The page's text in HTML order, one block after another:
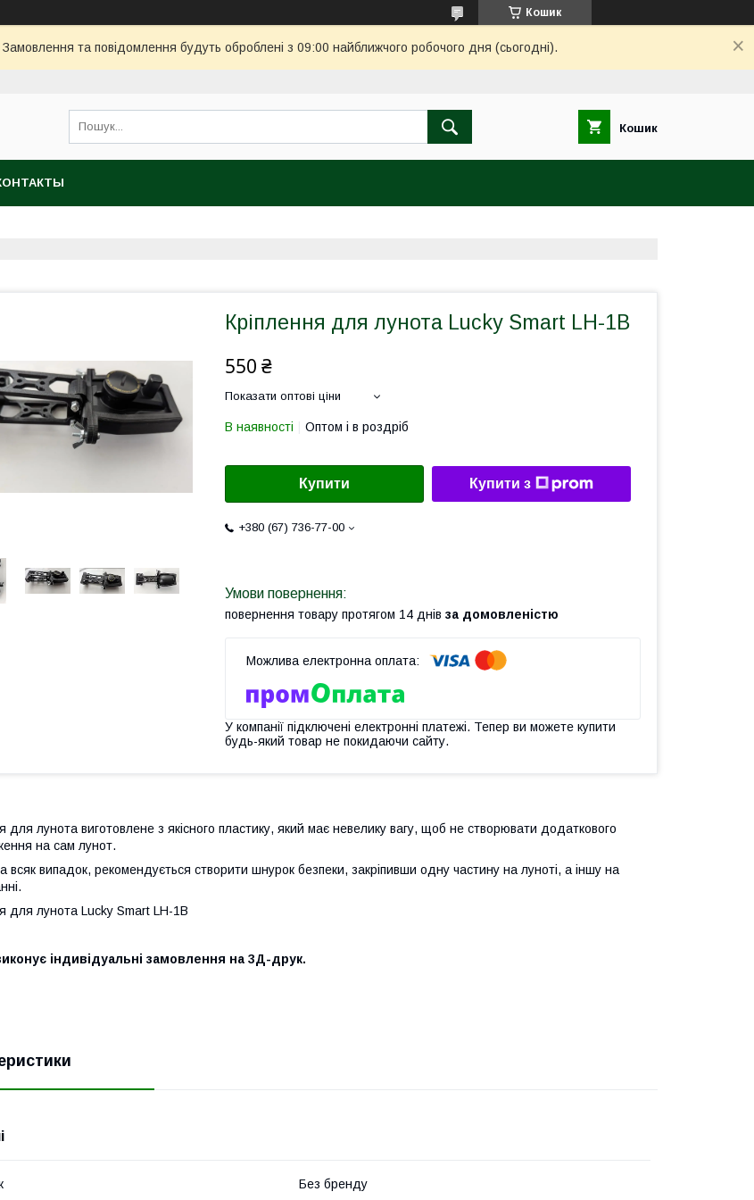
Кошик
та повідомлення будуть оброблені з 09:00 найближчого робочого дня (сьогодні).
Кошик
Кріплення для лунота Lucky Smart LH-1B
550 ₴
Показати оптові ціни
В наявності Оптом і в роздріб
Купити Купити з
+380 (67) 736-77-00
повернення товару протягом 14 днів за домовленістю
У компанії підключені електронні платежі. Тепер ви можете купити
будь-який товар не покидаючи сайту.
для лунота виготовлене з якісного пластику, який має невелику вагу, щоб не створювати додаткового
на сам лунот.
всяк випадок, рекомендується створити шнурок безпеки, закріпивши одну частину на луноті, а іншу на
для лунота Lucky Smart LH-1B
індивідуальні замовлення на 3Д-друк.
Без бренду